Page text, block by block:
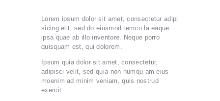
Lorem ipsum dolor sit amet, consectetur adipi
sicing elit, sed do eiusmod temco la eaque
ipsa quae ab illo inventore. Neque porro
quisquam est, qui dolorem.
Ipsum quia dolor sit amet, consectetur,
adipisci velit, sed quia non numqu am eius
moenim ad minim veniam, quis nostrud
exercit.